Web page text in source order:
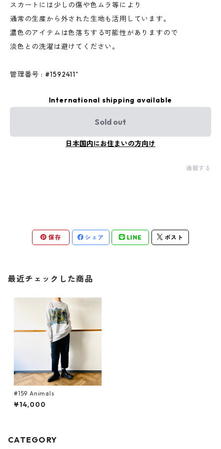
スカートには少しの傷や色ムラ等により
通常の生産から外された生地も活用しています。
濃色のアイテムは色落ちする可能性がありますので
淡色との洗濯は避けてください。
管理番号 : #1592411"
International shipping available
Sold out
日本国内にお住まいの方向け
通報する
保存 シェア LINE ポスト
最近チェックした商品
#159 Animals
¥14,000
CATEGORY